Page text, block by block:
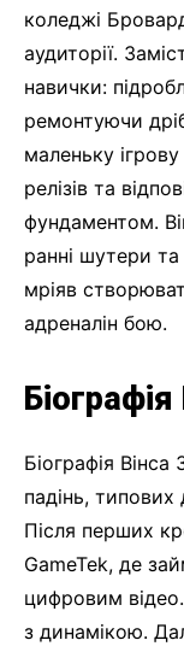
коледжі
аудиторії.
навички:
ремонтуючи
маленьку
релізів та
фундаментом.
ранні шутери
мріяв
адреналін бою.
Біографія
падінь,
Після перших
GameTek, де
цифровим
з динамікою.